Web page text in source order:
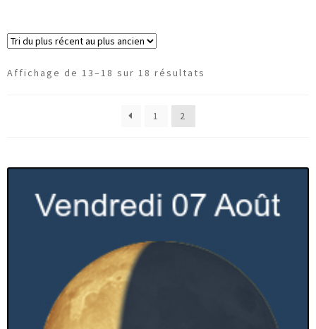
Affichage de 13–18 sur 18 résultats
1 2